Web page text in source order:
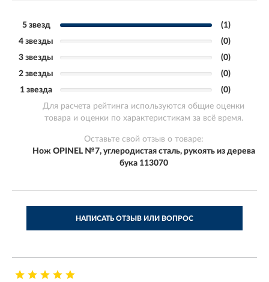
5 звезд
(1)
4 звезды
(0)
3 звезды
(0)
2 звезды
(0)
1 звезда
(0)
Для расчета рейтинга используются общие оценки
товара и оценки по характеристикам за всё время.
Оставьте свой отзыв о товаре:
Нож OPINEL №7, углеродистая сталь, рукоять из дерева
бука 113070
НАПИСАТЬ ОТЗЫВ ИЛИ ВОПРОС